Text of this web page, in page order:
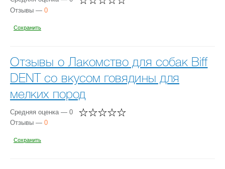
Отзывы — 0
Сохранить
Отзывы о Лакомство для собак Biff
DENT со вкусом говядины для
мелких пород
Средняя оценка — 0
Отзывы — 0
Сохранить